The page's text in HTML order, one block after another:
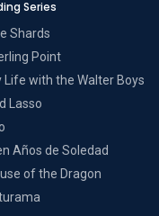
Series
Shards
Point
Life with the Walter Boys
Lasso
Años de Soledad
of the Dragon